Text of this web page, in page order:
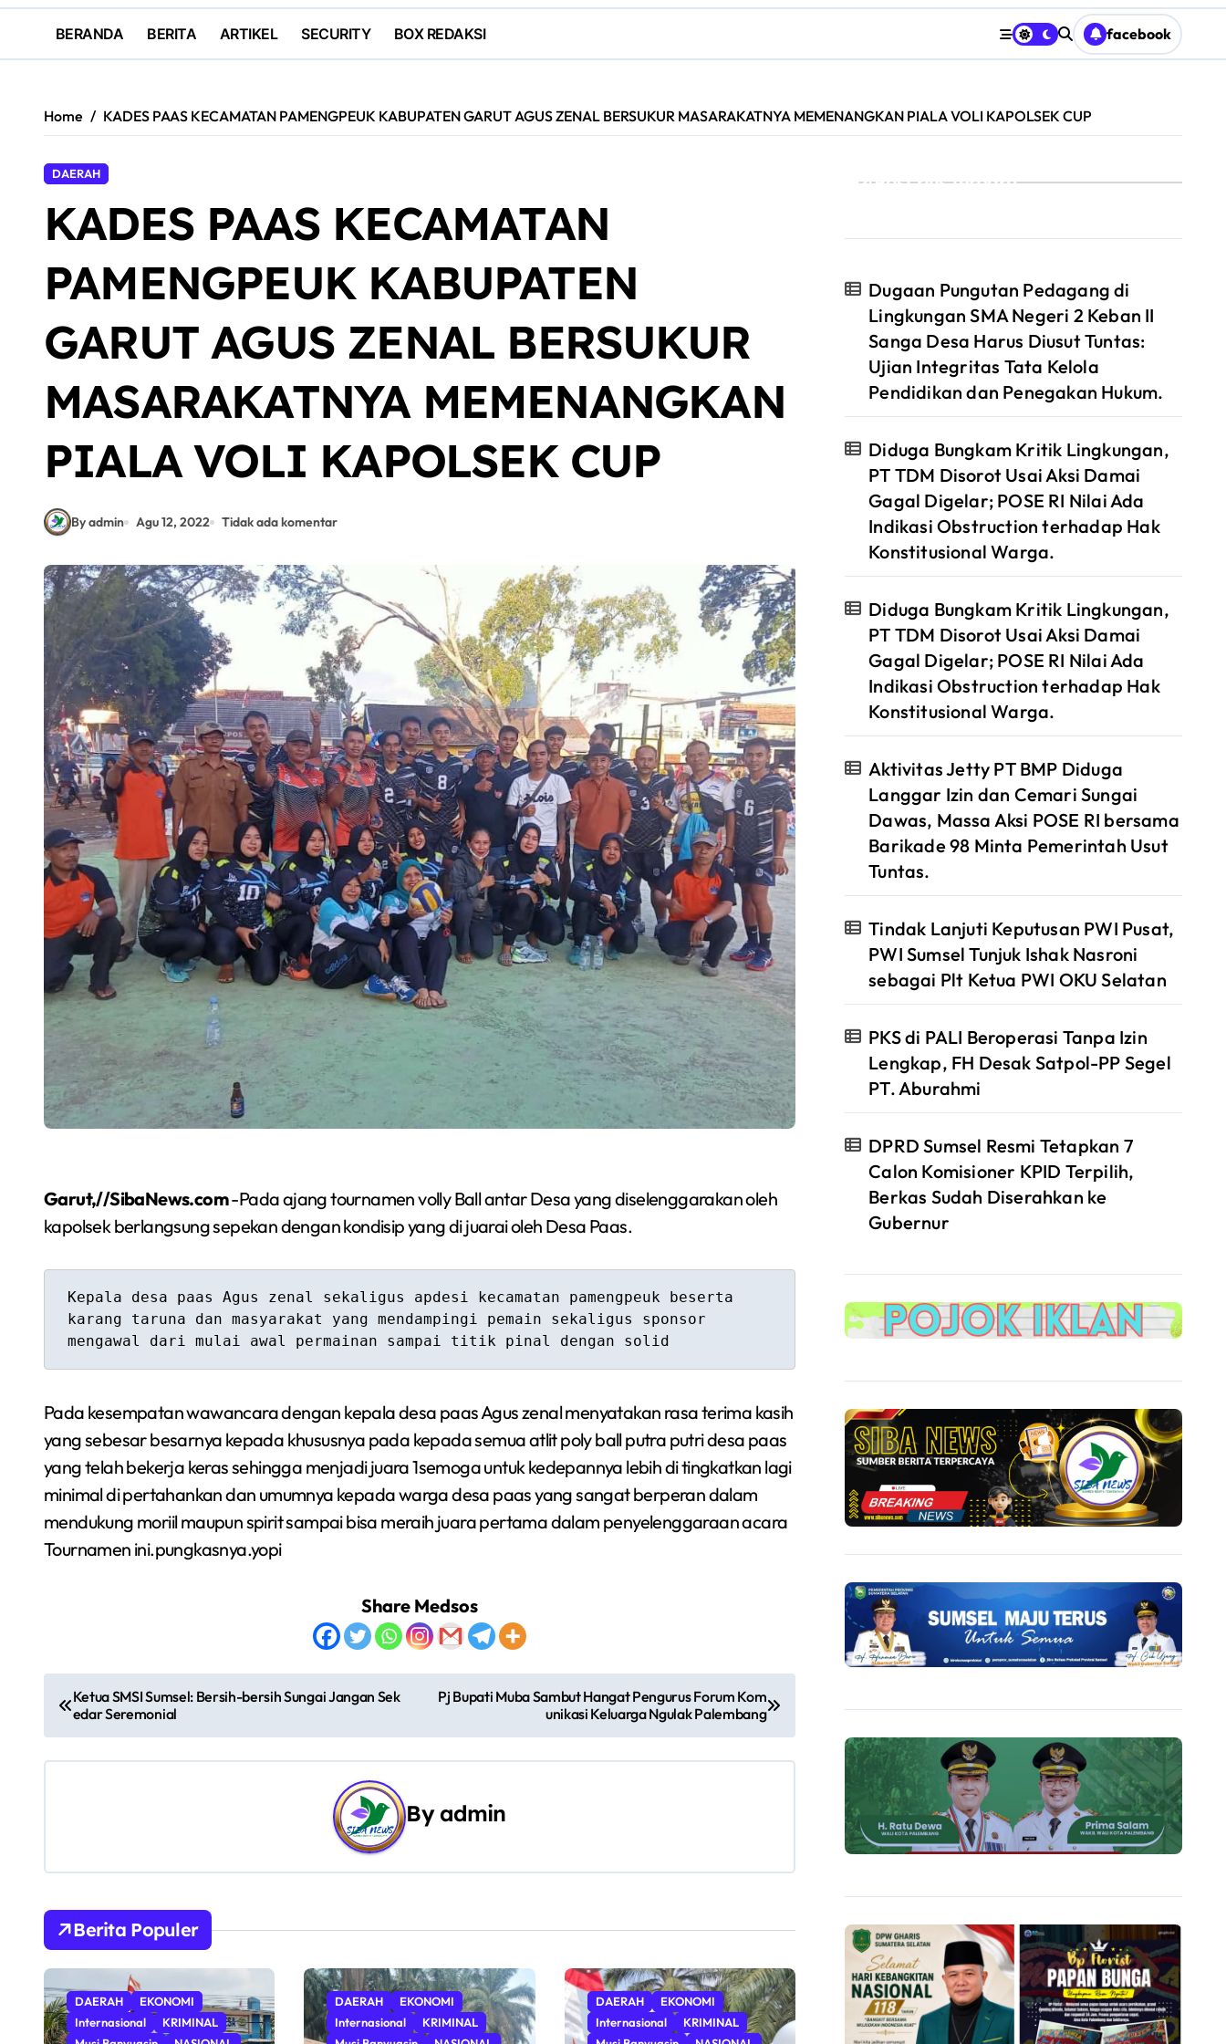
BERANDA BERITA ARTIKEL SECURITY BOX REDAKSI facebook
Home KADES PAAS KECAMATAN PAMENGPEUK KABUPATEN GARUT AGUS ZENAL BERSUKUR MASARAKATNYA MEMENANGKAN PIALA VOLI KAPOLSEK CUP
DAERAH
KADES PAAS KECAMATAN
PAMENGPEUK KABUPATEN
GARUT AGUS ZENAL BERSUKUR
MASARAKATNYA MEMENANGKAN
PIALA VOLI KAPOLSEK CUP
By admin Agu 12, 2022 Tidak ada komentar
Garut,//SibaNews.com-Pada ajang tournamen volly Ball antar Desa yang diselenggarakan oleh
kapolsek berlangsung sepekan dengan kondisip yang di juarai oleh Desa Paas.
Kepala desa paas Agus zenal sekaligus apdesi kecamatan pamengpeuk beserta
karang taruna dan masyarakat yang mendampingi pemain sekaligus sponsor
mengawal dari mulai awal permainan sampai titik pinal dengan solid
Pada kesempatan wawancara dengan kepala desa paas Agus zenal menyatakan rasa terima kasih
yang sebesar besarnya kepada khususnya pada kepada semua atlit poly ball putra putri desa paas
yang telah bekerja keras sehingga menjadi juara 1semoga untuk kedepannya lebih di tingkatkan lagi
minimal di pertahankan dan umumnya kepada warga desa paas yang sangat berperan dalam
mendukung moriil maupun spirit sampai bisa meraih juara pertama dalam penyelenggaraan acara
Tournamen ini.pungkasnya.yopi
Share Medsos
N
a
v
a
s
i
p
o
Ketua SMSI Sumsel: Bersih-bersih Sungai Jangan Sek
edar Seremonial
Pj Bupati Muba Sambut Hangat Pengurus Forum Kom
unikasi Keluarga Ngulak Palembang
Byadmin
Berita Populer
DAERAH
EKONOMI
Internasional
KRIMINAL
DAERAH
EKONOMI
Internasional
KRIMINAL
DAERAH
EKONOMI
Internasional
KRIMINAL
Post rilis terbaru :
Dugaan Pungutan Pedagang di
Lingkungan SMA Negeri 2 Keban II
Sanga Desa Harus Diusut Tuntas:
Ujian Integritas Tata Kelola
Pendidikan dan Penegakan Hukum.
Diduga Bungkam Kritik Lingkungan,
PT TDM Disorot Usai Aksi Damai
Gagal Digelar; POSE RI Nilai Ada
Indikasi Obstruction terhadap Hak
Konstitusional Warga.
Diduga Bungkam Kritik Lingkungan,
PT TDM Disorot Usai Aksi Damai
Gagal Digelar; POSE RI Nilai Ada
Indikasi Obstruction terhadap Hak
Konstitusional Warga.
Aktivitas Jetty PT BMP Diduga
Langgar Izin dan Cemari Sungai
Dawas, Massa Aksi POSE RI bersama
Barikade 98 Minta Pemerintah Usut
Tuntas.
Tindak Lanjuti Keputusan PWI Pusat,
PWI Sumsel Tunjuk Ishak Nasroni
sebagai Plt Ketua PWI OKU Selatan
PKS di PALI Beroperasi Tanpa Izin
Lengkap, FH Desak Satpol-PP Segel
PT. Aburahmi
DPRD Sumsel Resmi Tetapkan 7
Calon Komisioner KPID Terpilih,
Berkas Sudah Diserahkan ke
Gubernur